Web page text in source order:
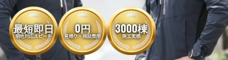
最短即日
現地対応スピード
0円
見積り・相談費用
3000棟
施工実績